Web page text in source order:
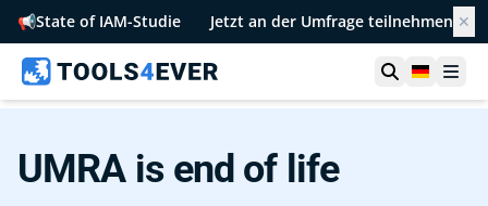
📢State of IAM-Studie Jetzt an der Umfrage teilnehmen ✕
Suche
UMRA is end of life